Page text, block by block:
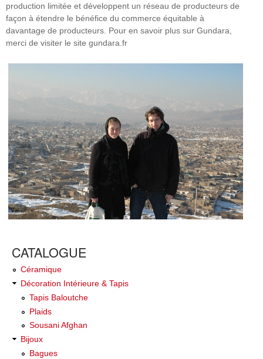
production limitée et développent un réseau de producteurs de
façon à étendre le bénéfice du commerce équitable à
davantage de producteurs. Pour en savoir plus sur Gundara,
merci de visiter le site gundara.fr
CATALOGUE
Céramique
Décoration Intérieure & Tapis
Tapis Baloutche
Plaids
Sousani Afghan
Bijoux
Bagues